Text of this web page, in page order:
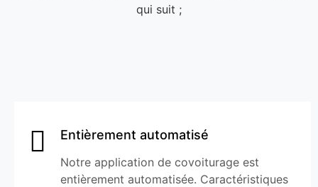
qui suit ;
Entièrement automatisé
Notre application de covoiturage est
entièrement automatisée. Caractéristiques